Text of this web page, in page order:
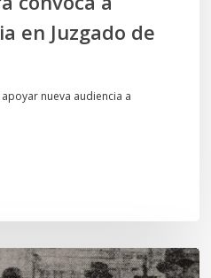
en Juzgado de
nueva audiencia a